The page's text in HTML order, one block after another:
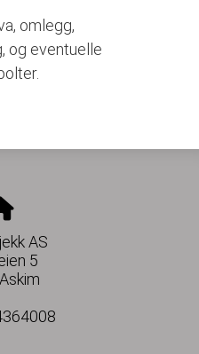
omlegg,
og eventuelle
AS
5